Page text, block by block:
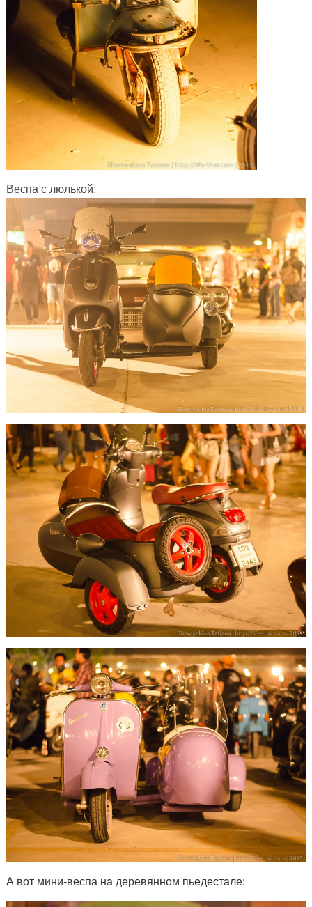
Веспа с люлькой:
А вот мини-веспа на деревянном пьедестале: